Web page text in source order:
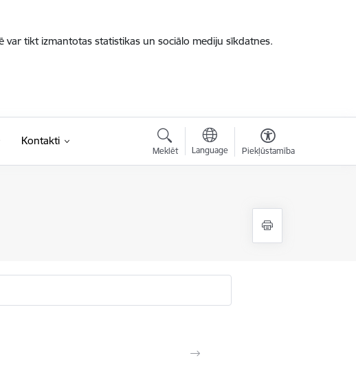
tikt izmantotas statistikas un sociālo mediju sīkdatnes.
Kontakti
Meklēt Language Piekļūstamība